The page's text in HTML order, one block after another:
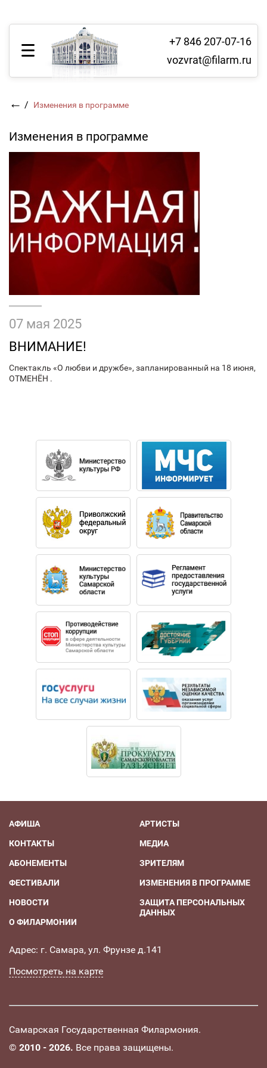
+7 846 207-07-16
vozvrat@filarm.ru
← / Изменения в программе
Изменения в программе
07 мая 2025
ВНИМАНИЕ!
Спектакль «О любви и дружбе», запланированный на 18 июня,
ОТМЕНЁН .
АФИША
КОНТАКТЫ
АБОНЕМЕНТЫ
ФЕСТИВАЛИ
НОВОСТИ
О ФИЛАРМОНИИ
АРТИСТЫ
МЕДИА
ЗРИТЕЛЯМ
ИЗМЕНЕНИЯ В ПРОГРАММЕ
ЗАЩИТА ПЕРСОНАЛЬНЫХ
ДАННЫХ
Адрес: г. Самара, ул. Фрунзе д.141
Посмотреть на карте
Самарская Государственная Филармония.
© 2010 - 2026. Все права защищены.